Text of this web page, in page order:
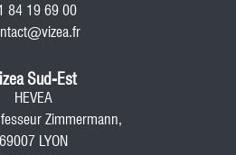
84 19 69 00
Sud-Est
HEVEA
Zimmermann,
69007 LYON